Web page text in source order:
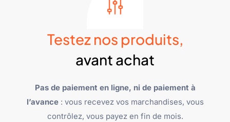
Testez nos produits,
avant achat
Pas de paiement en ligne, ni de paiement à
l’avance: vous recevez vos marchandises, vous
contrôlez, vous payez en fin de mois.